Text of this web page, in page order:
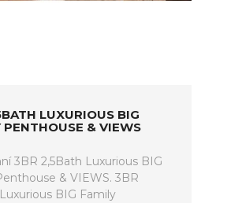
LUXURIOUS BIG
PENTHOUSE & VIEWS
3BR 2,5Bath Luxurious BIG
& VIEWS. 3BR
BIG Family